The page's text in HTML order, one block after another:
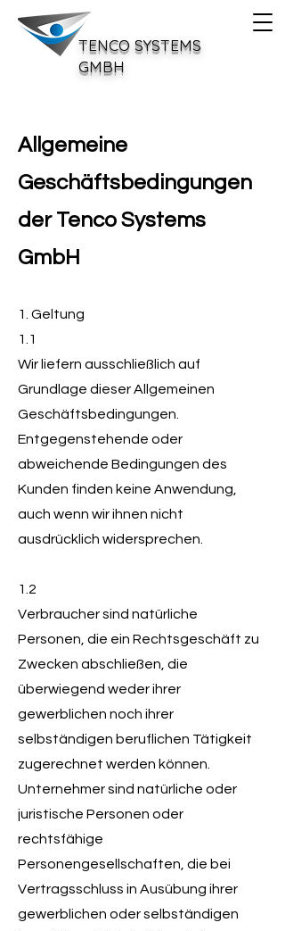
TENCO SYSTEMS
GMBH
Allgemeine
Geschäftsbedingungen
der Tenco Systems
GmbH
1. Geltung
1.1
Wir liefern ausschließlich auf
Grundlage dieser Allgemeinen
Geschäftsbedingungen.
Entgegenstehende oder
abweichende Bedingungen des
Kunden finden keine Anwendung,
auch wenn wir ihnen nicht
ausdrücklich widersprechen.
1.2
Verbraucher sind natürliche
Personen, die ein Rechtsgeschäft zu
Zwecken abschließen, die
überwiegend weder ihrer
gewerblichen noch ihrer
selbständigen beruflichen Tätigkeit
zugerechnet werden können.
Unternehmer sind natürliche oder
juristische Personen oder
rechtsfähige
Personengesellschaften, die bei
Vertragsschluss in Ausübung ihrer
gewerblichen oder selbständigen